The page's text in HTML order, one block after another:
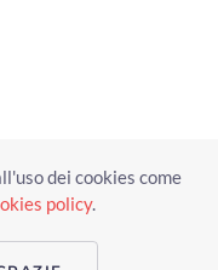
i diritti riservati.
clickandfly
dei cookies come
policy.